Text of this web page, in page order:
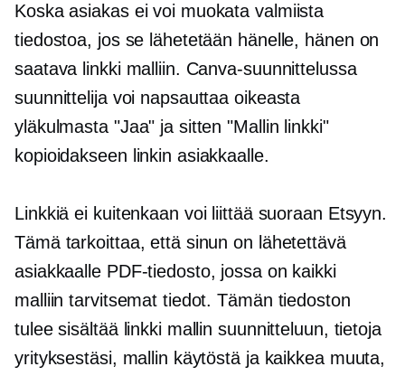
Koska asiakas ei voi muokata valmiista
tiedostoa, jos se lähetetään hänelle, hänen on
saatava linkki malliin. Canva-suunnittelussa
suunnittelija voi napsauttaa oikeasta
yläkulmasta "Jaa" ja sitten "Mallin linkki"
kopioidakseen linkin asiakkaalle.
Linkkiä ei kuitenkaan voi liittää suoraan Etsyyn.
Tämä tarkoittaa, että sinun on lähetettävä
asiakkaalle PDF-tiedosto, jossa on kaikki
malliin tarvitsemat tiedot. Tämän tiedoston
tulee sisältää linkki mallin suunnitteluun, tietoja
yrityksestäsi, mallin käytöstä ja kaikkea muuta,